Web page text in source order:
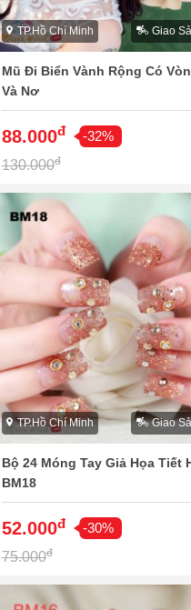
TP.Hồ Chí Minh Giao
Mũ Đi Biển Vành Rộng Có
Và Nơ
88.000đ
-32%
130.000đ
TP.Hồ Chí Minh Giao
Bộ 24 Móng Tay Giả Họa Tiết
BM18
52.000đ
-30%
75.000đ